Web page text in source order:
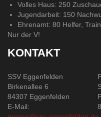
Volles Haus: 250
Jugendarbeit: 150
Ehrenamt: 80 Helfer,
Nur der V!
KONTAKT
SSV Eggenfelden
Birkenallee 6
84307 Eggenfelden
E-Mail: